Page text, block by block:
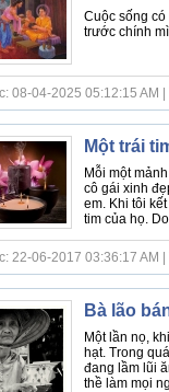
Cuộc sống
trước chính
08-04-2025 05:12:15 AM
Một trái
Mỗi một
cô gái xinh
em. Khi tôi
tim của họ.
22-06-2017 03:36:17 AM
Bà lão
Một lần nọ,
hạt. Trong
đang lầm lũi
thề làm mọi